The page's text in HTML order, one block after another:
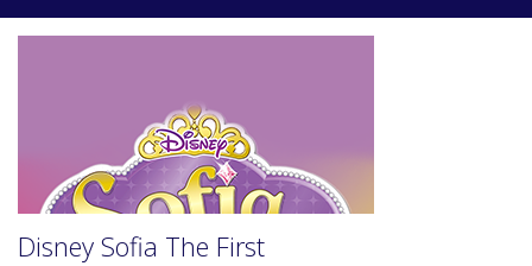
Disney Sofia The First